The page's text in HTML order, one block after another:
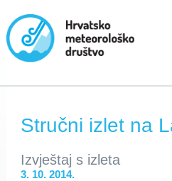
Stručni izlet na
Izvještaj s izleta
3. 10. 2014.